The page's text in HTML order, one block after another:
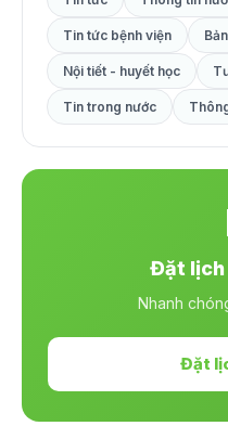
Tin tức bệnh viện
Nội tiết - huyết học
Tin trong nước
Đặt lịch
Nhanh
Đặt